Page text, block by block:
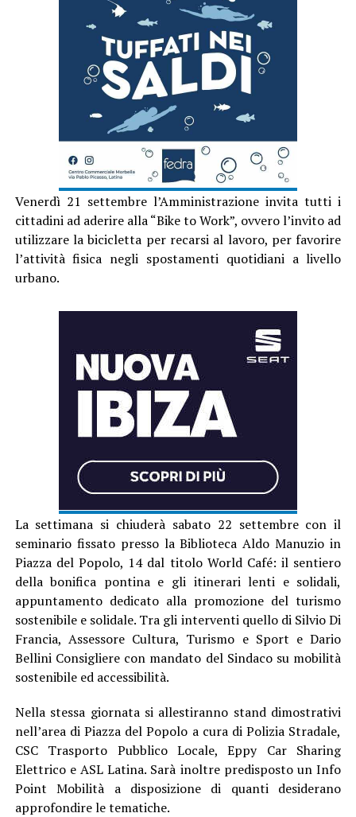
Venerdì 21 settembre l’Amministrazione invita tutti i
cittadini ad aderire alla “Bike to Work”, ovvero l’invito ad
utilizzare la bicicletta per recarsi al lavoro, per favorire
l’attività fisica negli spostamenti quotidiani a livello
urbano.
La settimana si chiuderà sabato 22 settembre con il
seminario fissato presso la Biblioteca Aldo Manuzio in
Piazza del Popolo, 14 dal titolo World Café: il sentiero
della bonifica pontina e gli itinerari lenti e solidali,
appuntamento dedicato alla promozione del turismo
sostenibile e solidale. Tra gli interventi quello di Silvio Di
Francia, Assessore Cultura, Turismo e Sport e Dario
Bellini Consigliere con mandato del Sindaco su mobilità
sostenibile ed accessibilità.
Nella stessa giornata si allestiranno stand dimostrativi
nell’area di Piazza del Popolo a cura di Polizia Stradale,
CSC Trasporto Pubblico Locale, Eppy Car Sharing
Elettrico e ASL Latina. Sarà inoltre predisposto un Info
Point Mobilità a disposizione di quanti desiderano
approfondire le tematiche.